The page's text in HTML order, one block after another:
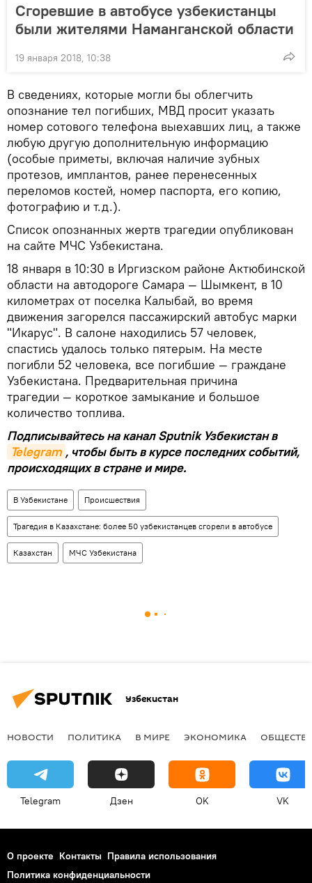
Сгоревшие в автобусе узбекистанцы
были жителями Наманганской области
19 января 2018, 10:38
В сведениях, которые могли бы облегчить
опознание тел погибших, МВД просит указать
номер сотового телефона выехавших лиц, а также
любую другую дополнительную информацию
(особые приметы, включая наличие зубных
протезов, имплантов, ранее перенесенных
переломов костей, номер паспорта, его копию,
фотографию и т.д.).
Список опознанных жертв трагедии опубликован
на сайте МЧС Узбекистана.
18 января в 10:30 в Иргизском районе Актюбинской
области на автодороге Самара — Шымкент, в 10
километрах от поселка Калыбай, во время
движения загорелся пассажирский автобус марки
"Икарус". В салоне находились 57 человек,
спастись удалось только пятерым. На месте
погибли 52 человека, все погибшие — граждане
Узбекистана. Предварительная причина
трагедии — короткое замыкание и большое
количество топлива.
Подписывайтесь на канал Sputnik Узбекистан в
Telegram , чтобы быть в курсе последних событий,
происходящих в стране и мире.
В Узбекистане Происшествия
Трагедия в Казахстане: более 50 узбекистанцев сгорели в автобусе
Казахстан МЧС Узбекистана
Узбекистан
НОВОСТИ ПОЛИТИКА В МИРЕ ЭКОНОМИКА
Telegram Дзен OK VK
О проекте Контакты Правила использования
Политика конфиденциальности